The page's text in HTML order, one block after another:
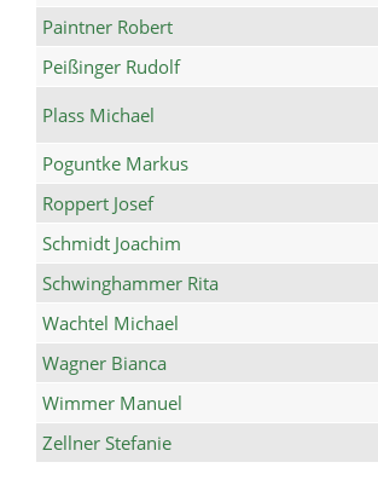
Paintner Robert
Peißinger Rudolf
Plass Michael
Poguntke Markus
Roppert Josef
Schmidt Joachim
Schwinghammer Rita
Wachtel Michael
Wagner Bianca
Wimmer Manuel
Zellner Stefanie